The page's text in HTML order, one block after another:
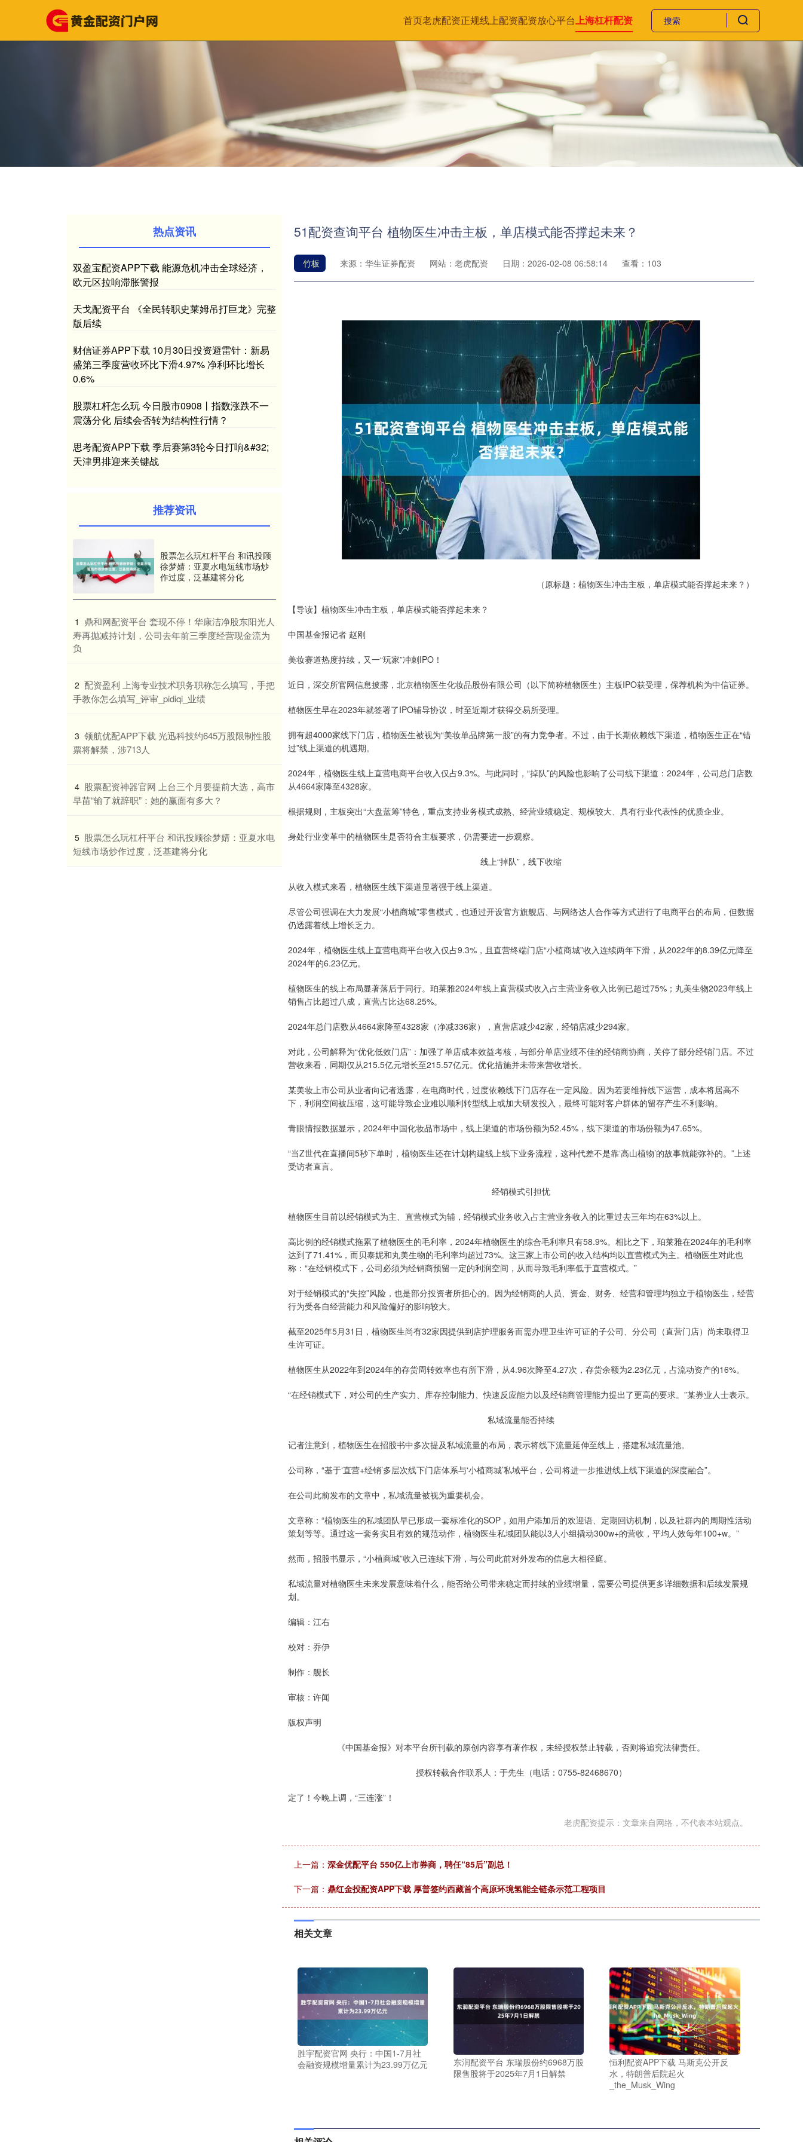
首页老虎配资正规线上配资配资放心平台上海杠杆配资
51配资查询平台 植物医生冲击主板，单店模式能否撑起未来？
竹板 来源：华生证券配资 网站：老虎配资 日期：2026-02-08 06:58:14 查看：103
（原标题：植物医生冲击主板，单店模式能否撑起未来？）
【导读】植物医生冲击主板，单店模式能否撑起未来？
中国基金报记者 赵刚
美妆赛道热度持续，又一“玩家”冲刺IPO！
近日，深交所官网信息披露，北京植物医生化妆品股份有限公司（以下简称植物医生）主板IPO获受理，保荐机构为中信证券。
植物医生早在2023年就签署了IPO辅导协议，时至近期才获得交易所受理。
拥有超4000家线下门店，植物医生被视为“美妆单品牌第一股”的有力竞争者。不过，由于长期依赖线下渠道，植物医生正在“错
过”线上渠道的机遇期。
2024年，植物医生线上直营电商平台收入仅占9.3%。与此同时，“掉队”的风险也影响了公司线下渠道：2024年，公司总门店数
从4664家降至4328家。
根据规则，主板突出“大盘蓝筹”特色，重点支持业务模式成熟、经营业绩稳定、规模较大、具有行业代表性的优质企业。
身处行业变革中的植物医生是否符合主板要求，仍需要进一步观察。
线上“掉队”，线下收缩
从收入模式来看，植物医生线下渠道显著强于线上渠道。
尽管公司强调在大力发展“小植商城”零售模式，也通过开设官方旗舰店、与网络达人合作等方式进行了电商平台的布局，但数据
仍透露着线上增长乏力。
2024年，植物医生线上直营电商平台收入仅占9.3%，且直营终端门店“小植商城”收入连续两年下滑，从2022年的8.39亿元降至
2024年的6.23亿元。
植物医生的线上布局显著落后于同行。珀莱雅2024年线上直营模式收入占主营业务收入比例已超过75%；丸美生物2023年线上
销售占比超过八成，直营占比达68.25%。
2024年总门店数从4664家降至4328家（净减336家），直营店减少42家，经销店减少294家。
对此，公司解释为“优化低效门店”：加强了单店成本效益考核，与部分单店业绩不佳的经销商协商，关停了部分经销门店。不过
营收来看，同期仅从215.5亿元增长至215.57亿元。优化措施并未带来营收增长。
某美妆上市公司从业者向记者透露，在电商时代，过度依赖线下门店存在一定风险。因为若要维持线下运营，成本将居高不
下，利润空间被压缩，这可能导致企业难以顺利转型线上或加大研发投入，最终可能对客户群体的留存产生不利影响。
青眼情报数据显示，2024年中国化妆品市场中，线上渠道的市场份额为52.45%，线下渠道的市场份额为47.65%。
“当Z世代在直播间5秒下单时，植物医生还在计划构建线上线下业务流程，这种代差不是靠‘高山植物’的故事就能弥补的。”上述
受访者直言。
经销模式引担忧
植物医生目前以经销模式为主、直营模式为辅，经销模式业务收入占主营业务收入的比重过去三年均在63%以上。
高比例的经销模式拖累了植物医生的毛利率，2024年植物医生的综合毛利率只有58.9%。相比之下，珀莱雅在2024年的毛利率
达到了71.41%，而贝泰妮和丸美生物的毛利率均超过73%。这三家上市公司的收入结构均以直营模式为主。植物医生对此也
称：“在经销模式下，公司必须为经销商预留一定的利润空间，从而导致毛利率低于直营模式。”
对于经销模式的“失控”风险，也是部分投资者所担心的。因为经销商的人员、资金、财务、经营和管理均独立于植物医生，经营
行为受各自经营能力和风险偏好的影响较大。
截至2025年5月31日，植物医生尚有32家因提供到店护理服务而需办理卫生许可证的子公司、分公司（直营门店）尚未取得卫
生许可证。
植物医生从2022年到2024年的存货周转效率也有所下滑，从4.96次降至4.27次，存货余额为2.23亿元，占流动资产的16%。
“在经销模式下，对公司的生产实力、库存控制能力、快速反应能力以及经销商管理能力提出了更高的要求。”某券业人士表示。
私域流量能否持续
记者注意到，植物医生在招股书中多次提及私域流量的布局，表示将线下流量延伸至线上，搭建私域流量池。
公司称，“基于‘直营+经销’多层次线下门店体系与‘小植商城’私域平台，公司将进一步推进线上线下渠道的深度融合”。
在公司此前发布的文章中，私域流量被视为重要机会。
文章称：“植物医生的私域团队早已形成一套标准化的SOP，如用户添加后的欢迎语、定期回访机制，以及社群内的周期性活动
策划等等。通过这一套务实且有效的规范动作，植物医生私域团队能以3人小组撬动300w+的营收，平均人效每年100+w。”
然而，招股书显示，“小植商城”收入已连续下滑，与公司此前对外发布的信息大相径庭。
私域流量对植物医生未来发展意味着什么，能否给公司带来稳定而持续的业绩增量，需要公司提供更多详细数据和后续发展规
划。
编辑：江右
校对：乔伊
制作：舰长
审核：许闻
版权声明
《中国基金报》对本平台所刊载的原创内容享有著作权，未经授权禁止转载，否则将追究法律责任。
授权转载合作联系人：于先生（电话：0755-82468670）
定了！今晚上调，“三连涨”！
老虎配资提示：文章来自网络，不代表本站观点。
上一篇： 深金优配平台 550亿上市券商，聘任“85后”副总！
下一篇： 鼎红金投配资APP下载 厚普签约西藏首个高原环境氢能全链条示范工程项目
相关文章
胜宇配资官网 央行：中国1-7月社
会融资规模增量累计为23.99万亿元
东润配资平台 东瑞股份约6968万股
限售股将于2025年7月1日解禁
恒利配资APP下载 马斯克公开反
水，特朗普后院起火
_the_Musk_Wing
热点资讯
双盈宝配资APP下载 能源危机冲击全球经济，
欧元区拉响滞胀警报
天戈配资平台 《全民转职史莱姆吊打巨龙》完整
版后续
财信证券APP下载 10月30日投资避雷针：新易
盛第三季度营收环比下滑4.97% 净利环比增长
0.6%
股票杠杆怎么玩 今日股市0908丨指数涨跌不一
震荡分化 后续会否转为结构性行情？
思考配资APP下载 季后赛第3轮今日打响&#32;
天津男排迎来关键战
推荐资讯
股票怎么玩杠杆平台 和讯投顾
徐梦婧：亚夏水电短线市场炒
作过度，泛基建将分化
1 ​鼎和网配资平台 套现不停！华康洁净股东阳光人
寿再抛减持计划，公司去年前三季度经营现金流为
负
2 ​配资盈利 上海专业技术职务职称怎么填写，手把
手教你怎么填写_评审_pidiqi_业绩
3 ​领航优配APP下载 光迅科技约645万股限制性股
票将解禁，涉713人
4 ​股票配资神器官网 上台三个月要提前大选，高市
早苗“输了就辞职”：她的赢面有多大？
5 ​股票怎么玩杠杆平台 和讯投顾徐梦婧：亚夏水电
短线市场炒作过度，泛基建将分化